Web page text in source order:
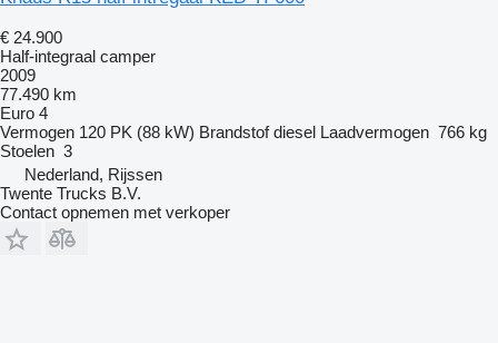
€ 24.900
Half-integraal camper
2009
77.490 km
Euro 4
Vermogen 120 PK (88 kW) Brandstof diesel Laadvermogen 766 kg
Stoelen 3
Nederland, Rijssen
Twente Trucks B.V.
Contact opnemen met verkoper